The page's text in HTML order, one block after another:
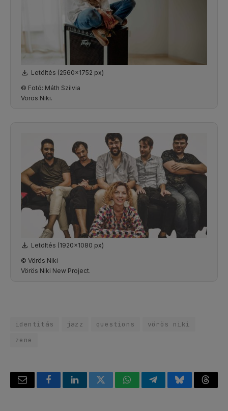
Letöltés (2560x1752 px)
© Fotó: Máth Szilvia
Vörös Niki.
Letöltés (1920x1080 px)
© Vörös Niki
Vörös Niki New Project.
identitás jazz questions
vörös niki
zene
Email FacebookLinkedInTwitterWhatsAppTelegramBluesky